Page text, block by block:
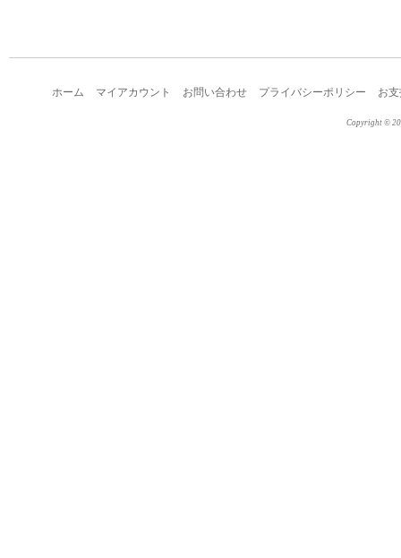
ホーム マイアカウント お問い合わせ プライバシーポリシー お
Copyright ©